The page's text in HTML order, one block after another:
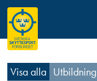
Visa alla Utbildning